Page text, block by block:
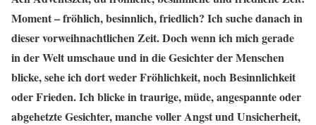
Moment – fröhlich, besinnlich, friedlich? Ich suche danach in
dieser vorweihnachtlichen Zeit. Doch wenn ich mich gerade
in der Welt umschaue und in die Gesichter der Menschen
blicke, sehe ich dort weder Fröhlichkeit, noch Besinnlichkeit
oder Frieden. Ich blicke in traurige, müde, angespannte oder
abgehetzte Gesichter, manche voller Angst und Unsicherheit,